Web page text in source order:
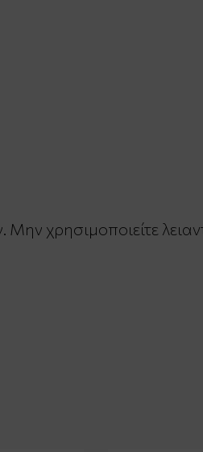
χρησιμοποιείτε